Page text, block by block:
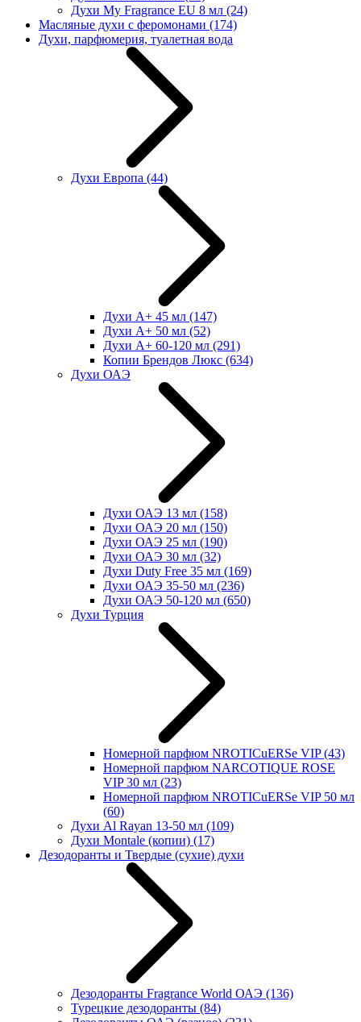
Духи My Fragrance EU 8 мл (24)
Масляные духи с феромонами (174)
Духи, парфюмерия, туалетная вода
Духи Европа (44)
Духи А+ 45 мл (147)
Духи А+ 50 мл (52)
Духи А+ 60-120 мл (291)
Копии Брендов Люкс (634)
Духи ОАЭ
Духи ОАЭ 13 мл (158)
Духи ОАЭ 20 мл (150)
Духи ОАЭ 25 мл (190)
Духи ОАЭ 30 мл (32)
Духи Duty Free 35 мл (169)
Духи ОАЭ 35-50 мл (236)
Духи ОАЭ 50-120 мл (650)
Духи Турция
Номерной парфюм NROTICuERSe VIP(43)
Номерной парфюм NARCOTIQUE ROSE
VIP 30 мл (23)
Номерной парфюм NROTICuERSe VIP 50 мл
(60)
Духи Al Rayan 13-50 мл (109)
Духи Montale (копии) (17)
Дезодоранты и Твердые (сухие) духи
Дезодоранты Fragrance World ОАЭ (136)
Турецкие дезодоранты (84)